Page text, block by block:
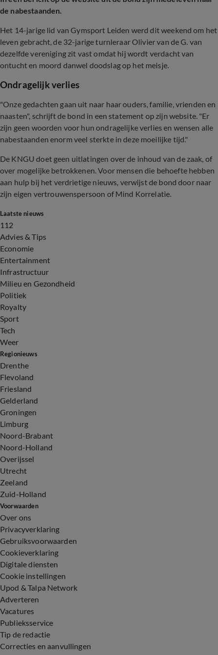
de nabestaanden.
Het 14-jarige lid van Gymsport Leiden werd dit weekend om het
leven gebracht, de 32-jarige turnleraar Olivier van de G. van
dezelfde vereniging zit vast omdat hij wordt verdacht van
ontucht en moord danwel doodslag op het meisje.
Ondragelijk verlies
"Onze gedachten gaan uit naar haar ouders, familie, vrienden en
naasten", schrijft de bond in een statement op zijn website. "Er
zijn geen woorden voor hun ondragelijke verlies en wensen alle
nabestaanden enorm veel sterkte in deze moeilijke tijd."
De KNGU doet geen uitlatingen over de inhoud van de zaak, of
over mogelijke betrokkenen. Voor mensen die behoefte hebben
aan hulp bij het verdrietige nieuws, verwijst de bond door naar
zijn eigen vertrouwenspersoon of Mind Korrelatie.
Laatste nieuws
112
Advies & Tips
Economie
Entertainment
Infrastructuur
Milieu en Gezondheid
Politiek
Royalty
Sport
Tech
Weer
Regionieuws
Drenthe
Flevoland
Friesland
Gelderland
Groningen
Limburg
Noord-Brabant
Noord-Holland
Overijssel
Utrecht
Zeeland
Zuid-Holland
Voorwaarden
Over ons
Privacyverklaring
Gebruiksvoorwaarden
Cookieverklaring
Digitale diensten
Cookie instellingen
Upod & Talpa Network
Adverteren
Vacatures
Publieksservice
Tip de redactie
Correcties en aanvullingen